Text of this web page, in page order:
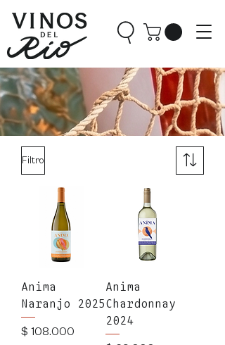
Filtro
Anima
Naranjo 2025
Precio
$ 108.000
Anima
Chardonnay
2024